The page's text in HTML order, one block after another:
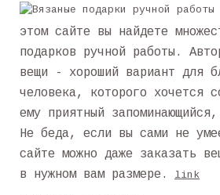
этом сайте вы найдете
подарков ручной работы.
вещи - хороший вариант для
человека, которого хочется
ему приятный
Не беда, если вы сами не
сайте можно даже заказать
в нужном вам размере.
link